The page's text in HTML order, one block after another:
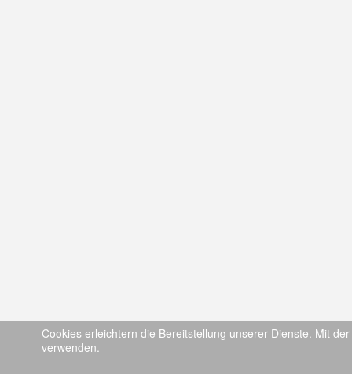
Cookies erleichtern die Bereitstellung unserer Dienste. Mit
verwenden.